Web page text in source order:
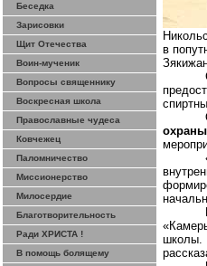
Беседка
Зарисовки
Щит Отечества
Воин-мученик
Вопросы священнику
Воскресная школа
Православные чудеса
Ковчежец
Паломничество
Миссионерство
Милосердие
Благотворительность
Ради ХРИСТА !
В помощь болящему
в
школы.